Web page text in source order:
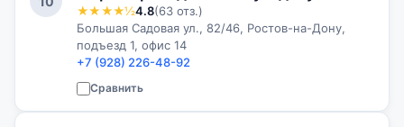
★★★★½4.8(63 отз.)
Большая Садовая ул., 82/46, Ростов-на-Дону,
подъезд 1, офис 14
+7 (928) 226-48-92
Сравнить